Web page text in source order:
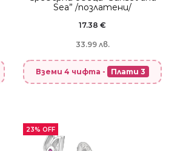
Sea” /позлатени/
17.38€
33.99 лв.
Вземи 4 чифта - Плати 3
23% OFF